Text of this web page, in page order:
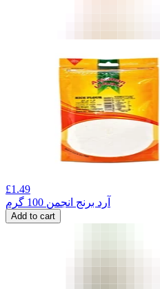
£1.49
آرد برنج انجمن 100 گرم
Add to cart